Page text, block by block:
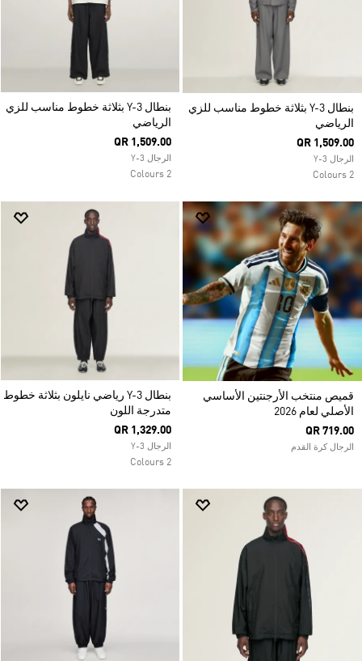
بنطال Y-3 بثلاثة خطوط مناسب للزي
الرياضي
QR 1,509.00
الرجال Y-3
2 Colours
بنطال Y-3 بثلاثة خطوط مناسب للزي
الرياضي
QR 1,509.00
الرجال Y-3
2 Colours
قميص منتخب الأرجنتين الأساسي
الأصلي لعام 2026
QR 719.00
الرجال كرة القدم
بنطال Y-3 رياضي نايلون بثلاثة خطوط
متدرجة اللون
QR 1,329.00
الرجال Y-3
2 Colours